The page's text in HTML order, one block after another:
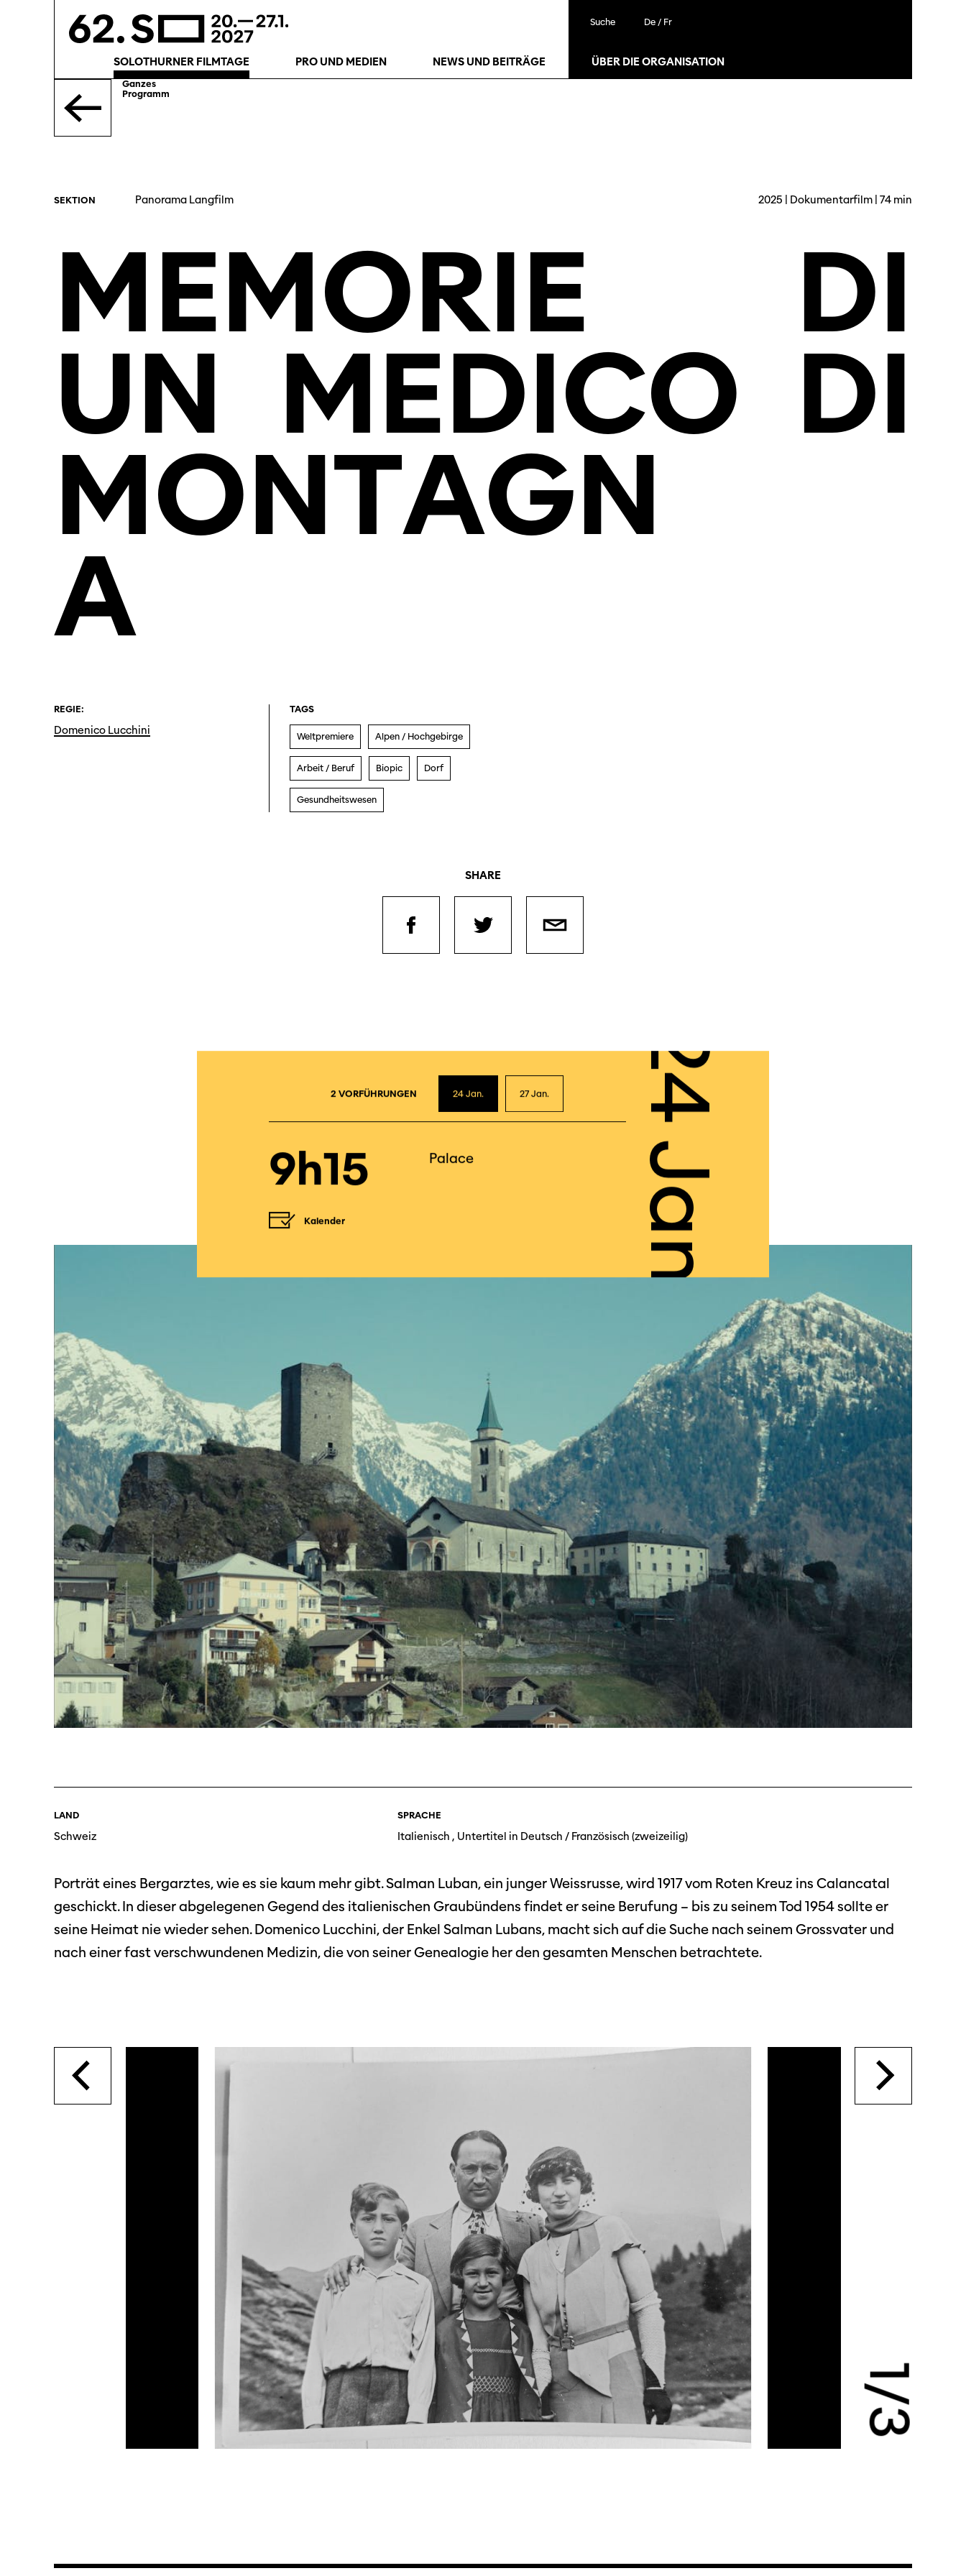
Diese Seite wird mit Internet Explorer
nicht optimal dargestellt. Bitte
verwenden Sie einen anderen Browser.
Suche De / Fr
SOLOTHURNER FILMTAGE
Programm 61. Ausgabe
A – Z
Preise und Jurys
Sektionen
Unterstützung
Partner:innen
Praktische Informationen
Tickets
früherer Ausgaben
PRO UND MEDIEN
Filmschaffende
Filmanmeldung
Untertitelungsfonds
Login
SO PRO
Das Industry-
Angebot
Ausschreibungen
NEWS UND BEITRÄGE
Aktuell
Magazin
Podcast
Festivalbilder
Social
Instagram
Facebook
ÜBER DIE ORGANISATION
Filmtage
Über
Team
Stellen
Kontakt
Unterstützen
Nachhaltigkeit
Verein
SGSF
Mitgliedschaft
Jahresberichte
Locarno
Ganzes
Programm
SEKTION Panorama Langfilm 2025 | Dokumentarfilm | 74 min
MEMORIE DI
UN MEDICO DI
MONTAGN
A
REGIE:
Domenico Lucchini
TAGS
Weltpremiere Alpen / Hochgebirge
Arbeit / Beruf Biopic Dorf
Gesundheitswesen
SHARE
24 Jan.
2 VORFÜHRUNGEN 24 Jan. 27 Jan.
9h15 Palace
Kalender
LAND
Schweiz
SPRACHE
Italienisch , Untertitel in Deutsch / Französisch (zweizeilig)
Porträt eines Bergarztes, wie es sie kaum mehr gibt. Salman Luban, ein junger Weissrusse, wird 1917 vom Roten Kreuz ins Calancatal
geschickt. In dieser abgelegenen Gegend des italienischen Graubündens findet er seine Berufung – bis zu seinem Tod 1954 sollte er
seine Heimat nie wieder sehen. Domenico Lucchini, der Enkel Salman Lubans, macht sich auf die Suche nach seinem Grossvater und
nach einer fast verschwundenen Medizin, die von seiner Genealogie her den gesamten Menschen betrachtete.
1
/
3